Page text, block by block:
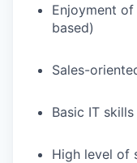
Enjoyment
based)
Sales-
Basic IT skills
High level of